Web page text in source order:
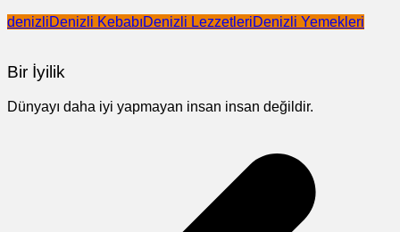
denizliDenizli KebabıDenizli LezzetleriDenizli Yemekleri
Bir İyilik
Dünyayı daha iyi yapmayan insan insan değildir.